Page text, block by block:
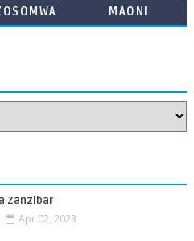
MAONI
Zanzibar
Apr 02, 2023